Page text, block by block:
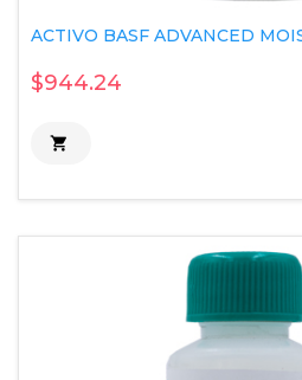
ACTIVO BASF ADVANCED
$944.24
